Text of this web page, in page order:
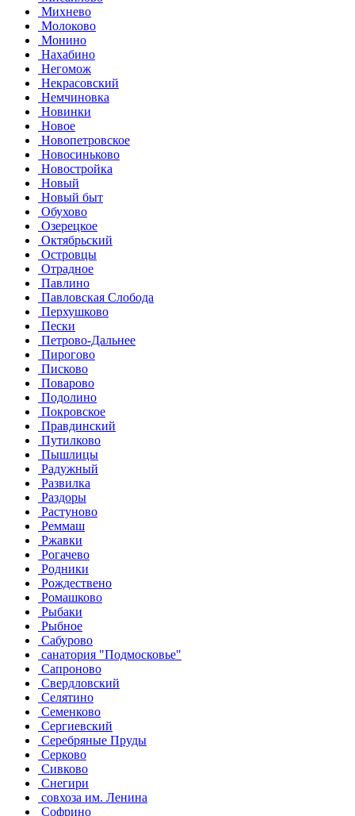
Михнево
Молоково
Монино
Нахабино
Негомож
Некрасовский
Немчиновка
Новинки
Новое
Новопетровское
Новосиньково
Новостройка
Новый
Новый быт
Обухово
Озерецкое
Октябрьский
Островцы
Отрадное
Павлино
Павловская Слобода
Перхушково
Пески
Петрово-Дальнее
Пирогово
Писково
Поварово
Подолино
Покровское
Правдинский
Путилково
Пышлицы
Радужный
Развилка
Раздоры
Растуново
Реммаш
Ржавки
Рогачево
Родники
Рождествено
Ромашково
Рыбаки
Рыбное
Сабурово
санатория "Подмосковье"
Сапроново
Свердловский
Селятино
Семенково
Сергиевский
Серебряные Пруды
Серково
Сивково
Снегири
совхоза им. Ленина
Софрино